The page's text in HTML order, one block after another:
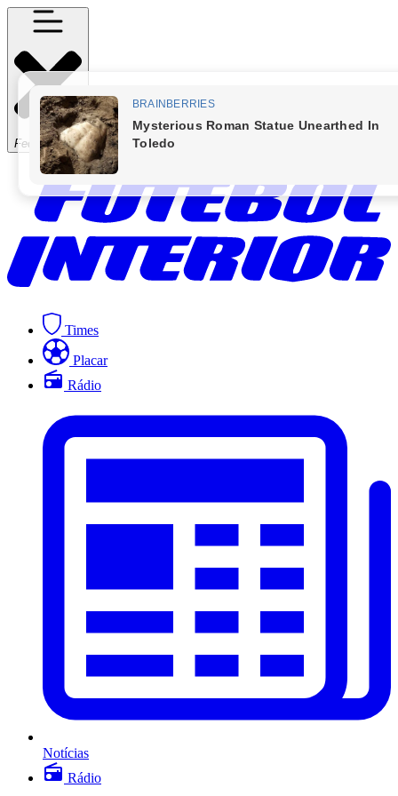
Fechar Menu
Times
Placar
Rádio
Notícias
Rádio